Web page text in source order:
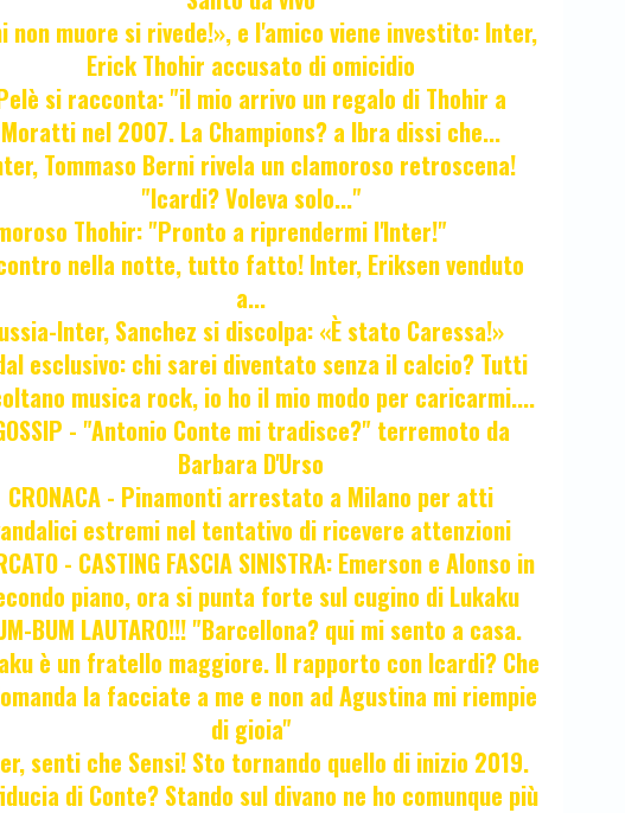
non muore si rivede!», e l'amico viene investito: Inter,
Erick Thohir accusato di omicidio
si racconta: "il mio arrivo un regalo di Thohir a
Moratti nel 2007. La Champions? a Ibra dissi che...
Tommaso Berni rivela un clamoroso retroscena!
"Icardi? Voleva solo..."
Thohir: "Pronto a riprendermi l'Inter!"
nella notte, tutto fatto! Inter, Eriksen venduto
a...
Inter, Sanchez si discolpa: «È stato Caressa!»
esclusivo: chi sarei diventato senza il calcio? Tutti
musica rock, io ho il mio modo per caricarmi....
- "Antonio Conte mi tradisce?" terremoto da
Barbara D'Urso
CRONACA - Pinamonti arrestato a Milano per atti
estremi nel tentativo di ricevere attenzioni
- CASTING FASCIA SINISTRA: Emerson e Alonso in
piano, ora si punta forte sul cugino di Lukaku
BUM LAUTARO!!! "Barcellona? qui mi sento a casa.
è un fratello maggiore. Il rapporto con Icardi? Che
la facciate a me e non ad Agustina mi riempie
di gioia"
senti che Sensi! Sto tornando quello di inizio 2019.
di Conte? Stando sul divano ne ho comunque più